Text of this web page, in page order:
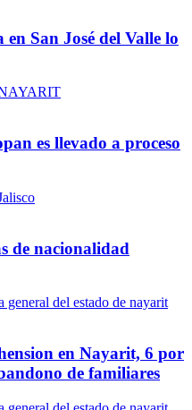
San José del Valle lo
es llevado a proceso
de nacionalidad
general del estado de nayarit
en Nayarit, 6 por
de familiares